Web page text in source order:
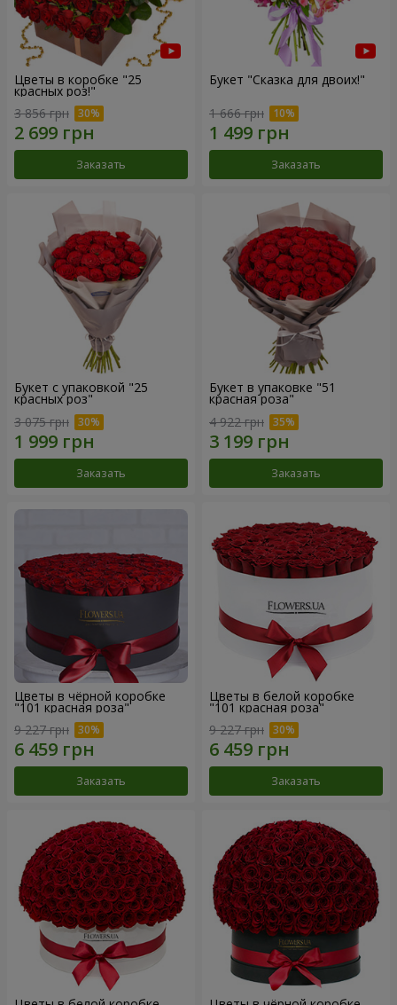
Цветы в коробке "25
красных роз!"
3 856 грн
Заказать
Букет "Сказка для двоих!"
1 666 грн
Заказать
Букет с упаковкой "25
красных роз"
3 075 грн
Заказать
Букет в упаковке "51
красная роза"
4 922 грн
Заказать
Цветы в чёрной коробке
"101 красная роза"
9 227 грн
Заказать
Цветы в белой коробке
"101 красная роза"
9 227 грн
Заказать